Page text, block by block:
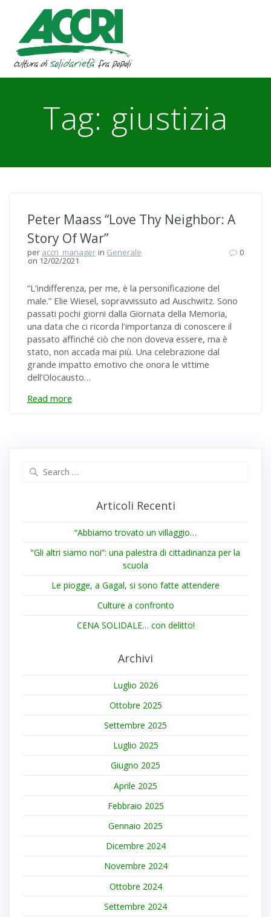
Tag: giustizia
Peter Maass “Love Thy Neighbor: A
Story Of War”
per accri_manager in Generale
on 12/02/2021
0
“L’indifferenza, per me, è la personificazione del
male.” Elie Wiesel, sopravvissuto ad Auschwitz. Sono
passati pochi giorni dalla Giornata della Memoria,
una data che ci ricorda l’importanza di conoscere il
passato affinché ciò che non doveva essere, ma è
stato, non accada mai più. Una celebrazione dal
grande impatto emotivo che onora le vittime
dell’Olocausto…
Read more
Articoli Recenti
“Abbiamo trovato un villaggio…
“Gli altri siamo noi”: una palestra di cittadinanza per la
scuola
Le piogge, a Gagal, si sono fatte attendere
Culture a confronto
CENA SOLIDALE… con delitto!
Archivi
Luglio 2026
Ottobre 2025
Settembre 2025
Luglio 2025
Giugno 2025
Aprile 2025
Febbraio 2025
Gennaio 2025
Dicembre 2024
Novembre 2024
Ottobre 2024
Settembre 2024